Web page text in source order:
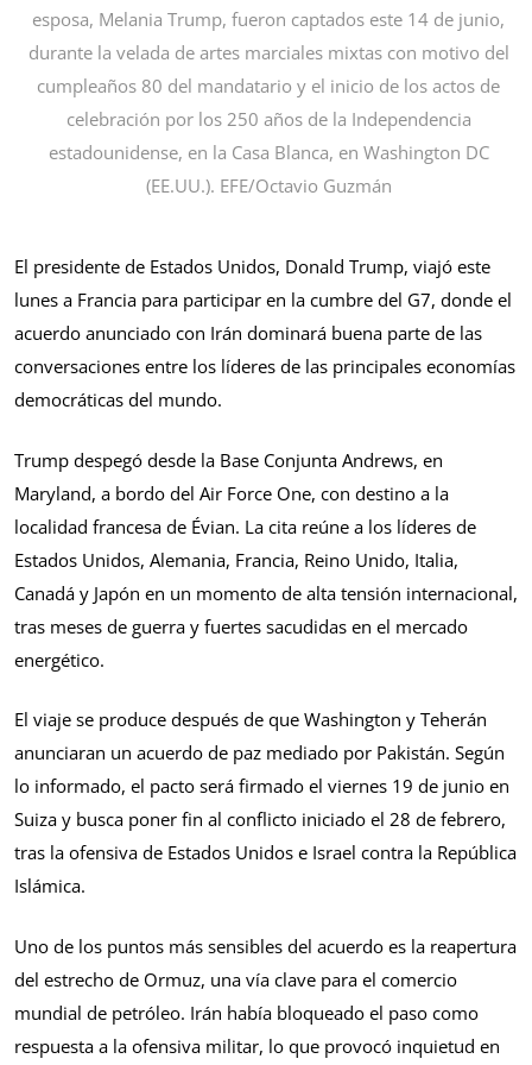
esposa, Melania Trump, fueron captados este 14 de junio,
durante la velada de artes marciales mixtas con motivo del
cumpleaños 80 del mandatario y el inicio de los actos de
celebración por los 250 años de la Independencia
estadounidense, en la Casa Blanca, en Washington DC
(EE.UU.). EFE/Octavio Guzmán
El presidente de Estados Unidos, Donald Trump, viajó este
lunes a Francia para participar en la cumbre del G7, donde el
acuerdo anunciado con Irán dominará buena parte de las
conversaciones entre los líderes de las principales economías
democráticas del mundo.
Trump despegó desde la Base Conjunta Andrews, en
Maryland, a bordo del Air Force One, con destino a la
localidad francesa de Évian. La cita reúne a los líderes de
Estados Unidos, Alemania, Francia, Reino Unido, Italia,
Canadá y Japón en un momento de alta tensión internacional,
tras meses de guerra y fuertes sacudidas en el mercado
energético.
El viaje se produce después de que Washington y Teherán
anunciaran un acuerdo de paz mediado por Pakistán. Según
lo informado, el pacto será firmado el viernes 19 de junio en
Suiza y busca poner fin al conflicto iniciado el 28 de febrero,
tras la ofensiva de Estados Unidos e Israel contra la República
Islámica.
Uno de los puntos más sensibles del acuerdo es la reapertura
del estrecho de Ormuz, una vía clave para el comercio
mundial de petróleo. Irán había bloqueado el paso como
respuesta a la ofensiva militar, lo que provocó inquietud en